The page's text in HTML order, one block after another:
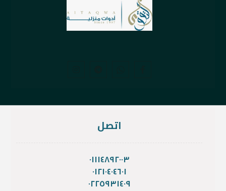
اتصل
٠١١١٤٨٩٢٠٠٣
٠١٢١٠٤٠٤٦٠١
٠٢٢٥٩٣١٤٠٩